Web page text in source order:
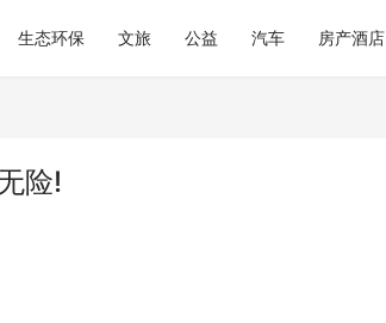
生态环保 文旅 公益 汽车 房产酒店
险!